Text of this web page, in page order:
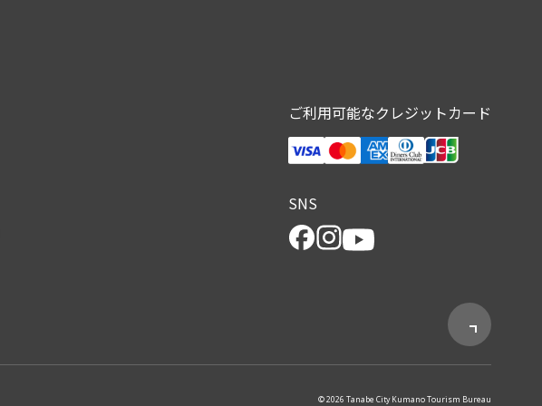
ご利用可能なクレジットカード
SNS
© 2026 Tanabe City Kumano Tourism Bureau